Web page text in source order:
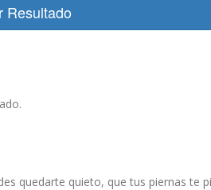
Resultado
quedarte quieto, que tus piernas te